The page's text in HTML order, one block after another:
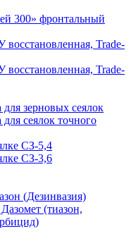
300» фронтальный
восстановленная, Trade-
восстановленная, Trade-
зерновых сеялок
сеялок точного
СЗ-5,4
СЗ-3,6
(Дезинвазия)
(тиазон,